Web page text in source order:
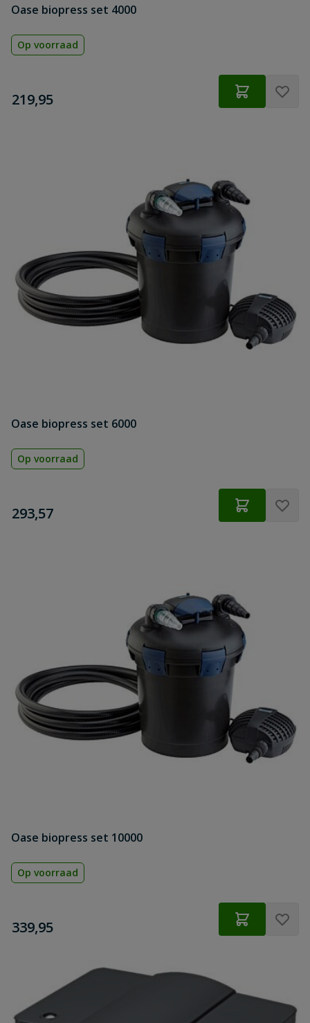
Oase biopress set 4000
Op voorraad
€
219,95
Oase biopress set 6000
Op voorraad
€
293,57
Oase biopress set 10000
Op voorraad
€
339,95